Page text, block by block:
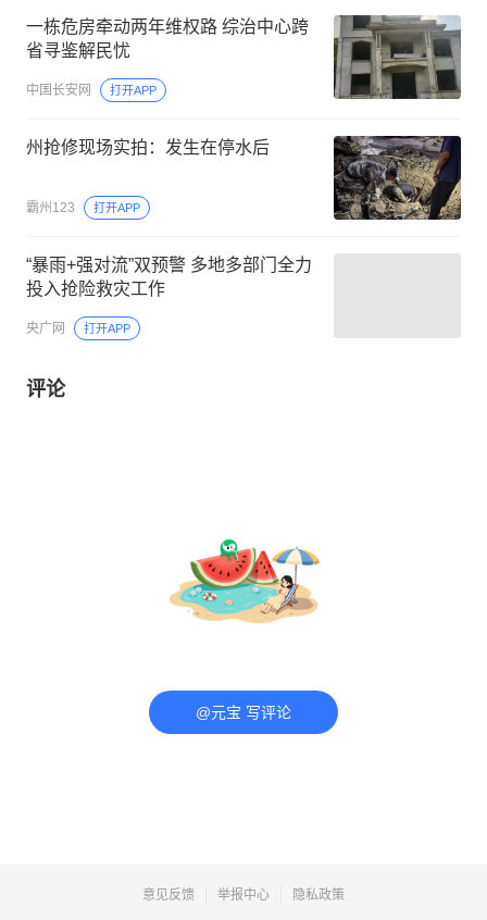
一栋危房牵动两年维权路 综治中心跨
省寻鉴解民忧
中国长安网 打开APP
州抢修现场实拍：发生在停水后
霸州123 打开APP
“暴雨+强对流”双预警 多地多部门全力
投入抢险救灾工作
央广网 打开APP
评论
@元宝 写评论
意见反馈 举报中心 隐私政策